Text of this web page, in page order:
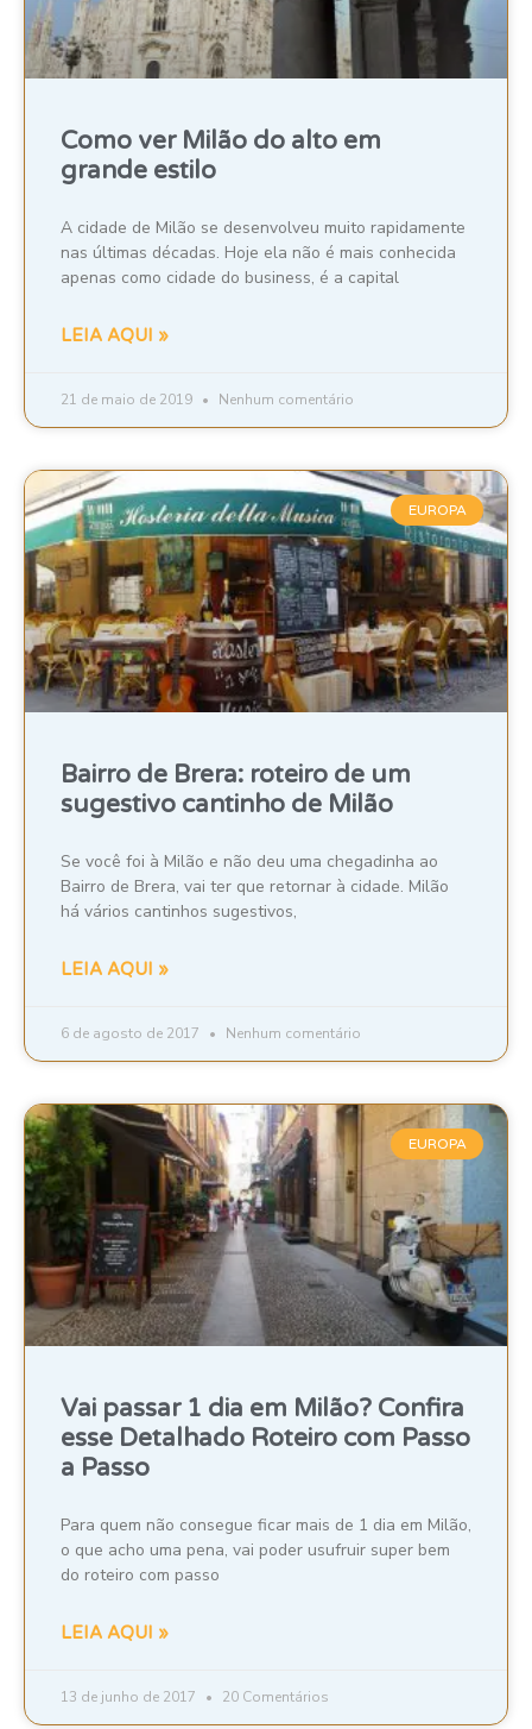
Como ver Milão do alto em
grande estilo
A cidade de Milão se desenvolveu muito rapidamente
nas últimas décadas. Hoje ela não é mais conhecida
apenas como cidade do business, é a capital
LEIA AQUI »
21 de maio de 2019 Nenhum comentário
EUROPA
Bairro de Brera: roteiro de um
sugestivo cantinho de Milão
Se você foi à Milão e não deu uma chegadinha ao
Bairro de Brera, vai ter que retornar à cidade. Milão
há vários cantinhos sugestivos,
LEIA AQUI »
6 de agosto de 2017 Nenhum comentário
EUROPA
Vai passar 1 dia em Milão? Confira
esse Detalhado Roteiro com Passo
a Passo
Para quem não consegue ficar mais de 1 dia em Milão,
o que acho uma pena, vai poder usufruir super bem
do roteiro com passo
LEIA AQUI »
13 de junho de 2017 20 Comentários